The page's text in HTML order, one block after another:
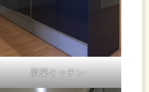
新築キッチン